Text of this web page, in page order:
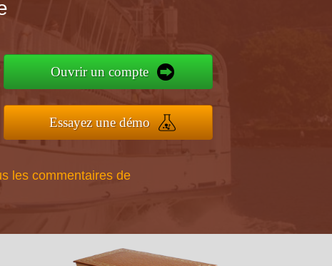
Ouvrir un compte
Essayez une démo
les commentaires de